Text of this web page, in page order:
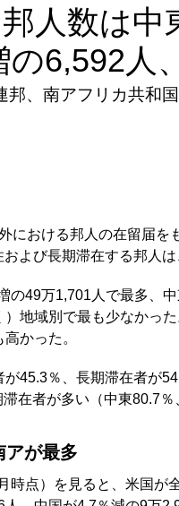
人数は中
6,592人
邦、南アフリカ共
における邦人の在留届を
よび長期滞在する邦人
の49万1,701人で最多、
地域別で最も少なかっ
かった。
45.3％、長期滞在者が
在者が多い（中東80.7％
アが最多
時点）を見ると、米国